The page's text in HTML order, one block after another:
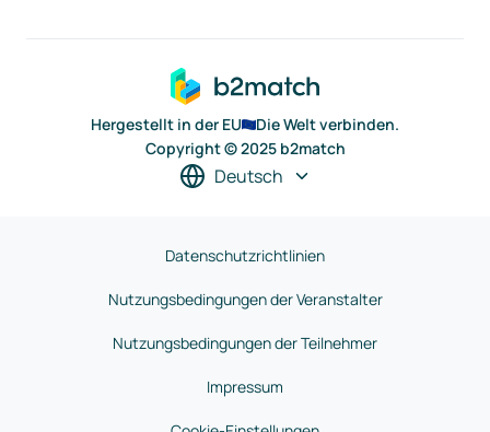
Hergestellt in der EU
Die Welt verbinden.
Copyright © 2025 b2match
Deutsch
Datenschutzrichtlinien
Nutzungsbedingungen der Veranstalter
Nutzungsbedingungen der Teilnehmer
Impressum